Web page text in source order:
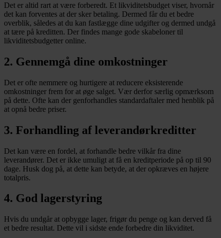
Det er altid rart at være forberedt. Et likviditetsbudget viser, hvornår
det kan forventes at der sker betaling. Dermed får du et bedre
overblik, således at du kan fastlægge dine udgifter og dermed undgå
at tære på kreditten. Der findes mange gode skabeloner til
likviditetsbudgetter online.
2. Gennemgå dine omkostninger
Det er ofte nemmere og hurtigere at reducere eksisterende
omkostninger frem for at øge salget. Vær derfor særlig opmærksom
på dette. Ofte kan der genforhandles standardaftaler med henblik på
at opnå bedre priser.
3. Forhandling af leverandørkreditter
Det kan være en fordel, at forhandle bedre vilkår fra dine
leverandører. Det er ikke umuligt at få en kreditperiode på op til 90
dage. Husk dog på, at dette kan betyde, at der opkræves en højere
totalpris.
4. God lagerstyring
Hvis du undgår at opbygge lager, frigør du penge og kan derved få
et bedre resultat. Dette vil i sidste ende forbedre din likviditet.